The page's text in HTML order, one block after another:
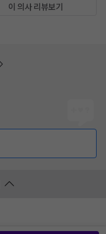
이 의사 리뷰보기